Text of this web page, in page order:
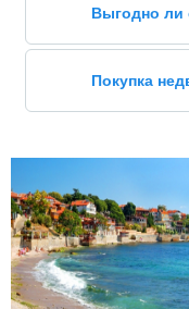
Выгодно ли
Покупка